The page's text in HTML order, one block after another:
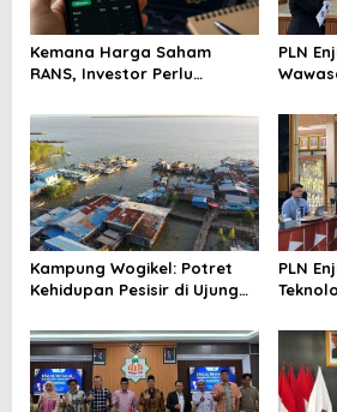
Kemana Harga Saham
RANS, Investor Perlu
Menghindari Spekulasi
Berlebihan
PLN
Kampung Wogikel: Potret
Kehidupan Pesisir di Ujung
Bertahan di Tengah
Keterbatasan
PLN